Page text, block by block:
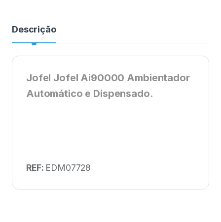
Descrição
Jofel Jofel Ai90000 Ambientador
Automático e Dispensado.
REF: EDM07728